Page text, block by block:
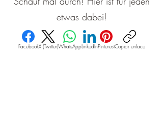
etwas dabei!
FacebookX (Twitter)WhatsAppLinkedInPinterestCopiar enlace